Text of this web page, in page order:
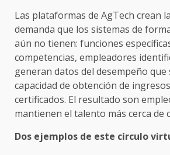
Las plataformas de AgTech crean
demanda que los sistemas de
aún no tienen: funciones
competencias, empleadores
generan datos del desempeño
capacidad de obtención de
certificados. El resultado son
mantienen el talento más cerca de
Dos ejemplos de este círculo